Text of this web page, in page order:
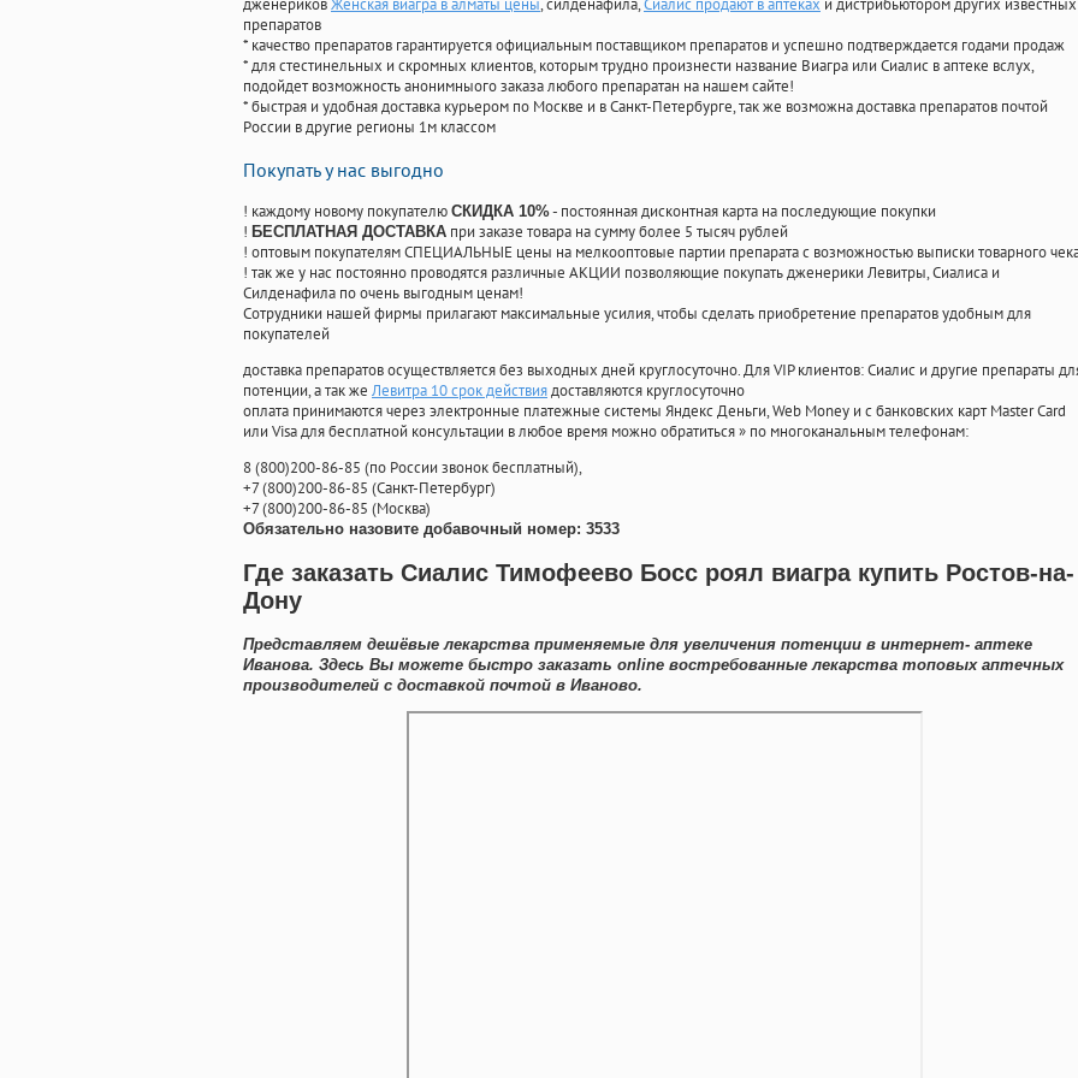
дженериковЖенская виагра в алматы цены, силденафила,Сиалис продают в аптеках и дистрибьютором других известных
препаратов
* качество препаратов гарантируется официальным поставщиком препаратов и успешно подтверждается годами продаж
* для стестинельных и скромных клиентов, которым трудно произнести название Виагра или Сиалис в аптеке вслух,
подойдет возможность анонимныого заказа любого препаратан на нашем сайте!
* быстрая и удобная доставка курьером по Москве и в Санкт-Петербурге, так же возможна доставка препаратов почтой
России в другие регионы 1м классом
Покупать у нас выгодно
! каждому новому покупателю СКИДКА 10%- постоянная дисконтная карта на последующие покупки
! БЕСПЛАТНАЯ ДОСТАВКА при заказе товара на сумму более 5 тысяч рублей
! оптовым покупателям СПЕЦИАЛЬНЫЕ цены на мелкооптовые партии препарата с возможностью выписки товарного
! так же у нас постоянно проводятся различные АКЦИИ позволяющие покупать дженерики Левитры, Сиалиса и
Силденафила по очень выгодным ценам!
Cотрудники нашей фирмы прилагают максимальные усилия, чтобы сделать приобретение препаратов удобным для
покупателей
доставка препаратов осуществляется без выходных дней круглосуточно. Для VIP клиентов: Сиалис и другие препараты
потенции, а так же Левитра 10 срок действиядоставляются круглосуточно
оплата принимаются через электронные платежные системы Яндекс Деньги, Web Money и с банковских карт Master Card
или Visa для бесплатной консультации в любое время можно обратиться» по многоканальным телефонам:
8(800)200-86-85 (по России звонок бесплатный),
+7(800)200-86-85 (Санкт-Петербург)
+7(800)200-86-85 (Москва)
Обязательно назовите добавочный номер: 3533
Где заказать Сиалис Тимофеево Босс роял виагра купить Ростов-на-
Дону
Представляем дешёвые лекарства применяемые для увеличения потенции в интернет- аптеке
Иванова. Здесь Вы можете быстро заказать online востребованные лекарства топовых аптечных
производителей с доставкой почтой в Иваново.